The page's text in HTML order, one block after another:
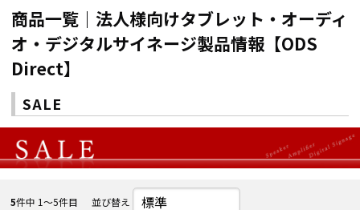
商品一覧｜法人様向けタブレット・オーディ
オ・デジタルサイネージ製品情報【ODS
Direct】
SALE
5件中 1〜5件目 並び替え